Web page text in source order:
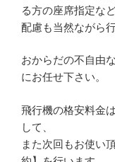
る方の座席指定な
配慮も当然ながら
おからだの不自由
にお任せ下さい。
飛行機の格安料金
して、
また次回もお使い